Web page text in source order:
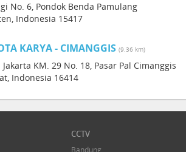
No. 6, Pondok Benda Pamulang
Indonesia 15417
KARYA - CIMANGGIS (9.36 km)
Jakarta KM. 29 No. 18, Pasar Pal Cimanggis
Indonesia 16414
CCTV
Bandung